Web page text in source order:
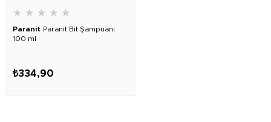
★ ★ ★ ★ ★
Paranit Paranit Bit Şampuanı
100 ml
₺334,90